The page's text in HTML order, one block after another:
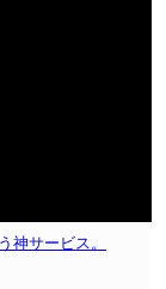
神サービス。